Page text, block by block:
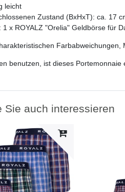
leicht
Zustand (BxHxT): ca. 17
1 x ROYALZ "Orelia" Geldbörse für
Farbabweichungen,
benutzen, ist dieses Portemonnaie
Sie auch interessieren